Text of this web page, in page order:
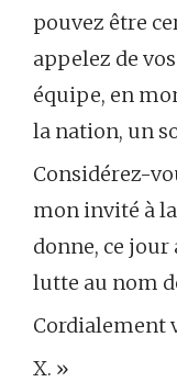
pouvez être
appelez de
équipe, en
la nation, un
Considérez-
mon invité à
donne, ce
lutte au nom
Cordialement
X. »